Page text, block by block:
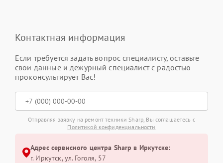
Контактная информация
Если требуется задать вопрос специалисту, оставьте
свои данные и дежурный специалист с радостью
проконсультирует Вас!
Отправляя заявку на ремонт техники Sharp, Вы соглашаетесь с
Политикой конфиденциальности
Адрес сервисного центра Sharp в Иркутске:
г. Иркутск, ул. ​Гоголя, 57